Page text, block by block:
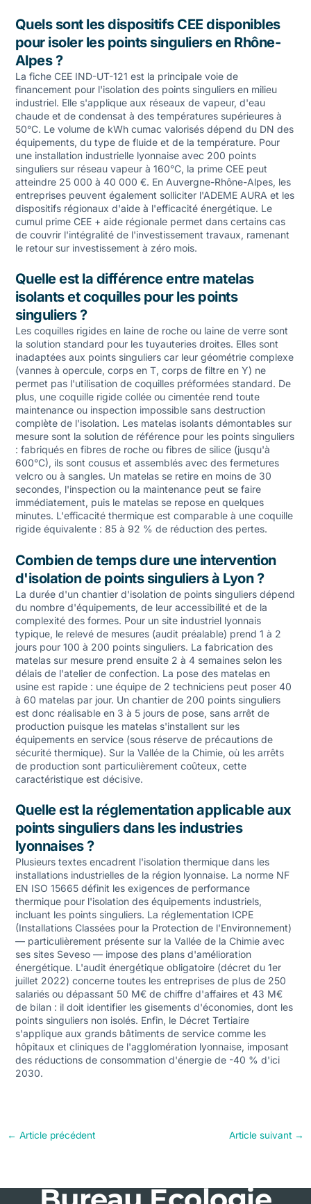
Quels sont les dispositifs CEE disponibles
pour isoler les points singuliers en Rhône-
Alpes ?
La fiche CEE IND-UT-121 est la principale voie de
financement pour l'isolation des points singuliers en milieu
industriel. Elle s'applique aux réseaux de vapeur, d'eau
chaude et de condensat à des températures supérieures à
50°C. Le volume de kWh cumac valorisés dépend du DN des
équipements, du type de fluide et de la température. Pour
une installation industrielle lyonnaise avec 200 points
singuliers sur réseau vapeur à 160°C, la prime CEE peut
atteindre 25 000 à 40 000 €. En Auvergne-Rhône-Alpes, les
entreprises peuvent également solliciter l'ADEME AURA et les
dispositifs régionaux d'aide à l'efficacité énergétique. Le
cumul prime CEE + aide régionale permet dans certains cas
de couvrir l'intégralité de l'investissement travaux, ramenant
le retour sur investissement à zéro mois.
Quelle est la différence entre matelas
isolants et coquilles pour les points
singuliers ?
Les coquilles rigides en laine de roche ou laine de verre sont
la solution standard pour les tuyauteries droites. Elles sont
inadaptées aux points singuliers car leur géométrie complexe
(vannes à opercule, corps en T, corps de filtre en Y) ne
permet pas l'utilisation de coquilles préformées standard. De
plus, une coquille rigide collée ou cimentée rend toute
maintenance ou inspection impossible sans destruction
complète de l'isolation. Les matelas isolants démontables sur
mesure sont la solution de référence pour les points singuliers
: fabriqués en fibres de roche ou fibres de silice (jusqu'à
600°C), ils sont cousus et assemblés avec des fermetures
velcro ou à sangles. Un matelas se retire en moins de 30
secondes, l'inspection ou la maintenance peut se faire
immédiatement, puis le matelas se repose en quelques
minutes. L'efficacité thermique est comparable à une coquille
rigide équivalente : 85 à 92 % de réduction des pertes.
Combien de temps dure une intervention
d'isolation de points singuliers à Lyon ?
La durée d'un chantier d'isolation de points singuliers dépend
du nombre d'équipements, de leur accessibilité et de la
complexité des formes. Pour un site industriel lyonnais
typique, le relevé de mesures (audit préalable) prend 1 à 2
jours pour 100 à 200 points singuliers. La fabrication des
matelas sur mesure prend ensuite 2 à 4 semaines selon les
délais de l'atelier de confection. La pose des matelas en
usine est rapide : une équipe de 2 techniciens peut poser 40
à 60 matelas par jour. Un chantier de 200 points singuliers
est donc réalisable en 3 à 5 jours de pose, sans arrêt de
production puisque les matelas s'installent sur les
équipements en service (sous réserve de précautions de
sécurité thermique). Sur la Vallée de la Chimie, où les arrêts
de production sont particulièrement coûteux, cette
caractéristique est décisive.
Quelle est la réglementation applicable aux
points singuliers dans les industries
lyonnaises ?
Plusieurs textes encadrent l'isolation thermique dans les
installations industrielles de la région lyonnaise. La norme NF
EN ISO 15665 définit les exigences de performance
thermique pour l'isolation des équipements industriels,
incluant les points singuliers. La réglementation ICPE
(Installations Classées pour la Protection de l'Environnement)
— particulièrement présente sur la Vallée de la Chimie avec
ses sites Seveso — impose des plans d'amélioration
énergétique. L'audit énergétique obligatoire (décret du 1er
juillet 2022) concerne toutes les entreprises de plus de 250
salariés ou dépassant 50 M€ de chiffre d'affaires et 43 M€
de bilan : il doit identifier les gisements d'économies, dont les
points singuliers non isolés. Enfin, le Décret Tertiaire
s'applique aux grands bâtiments de service comme les
hôpitaux et cliniques de l'agglomération lyonnaise, imposant
des réductions de consommation d'énergie de -40 % d'ici
2030.
← Article précédent Article suivant →